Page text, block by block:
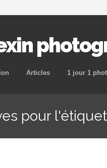
Aller
principal
Articles 1 jour 1
pour